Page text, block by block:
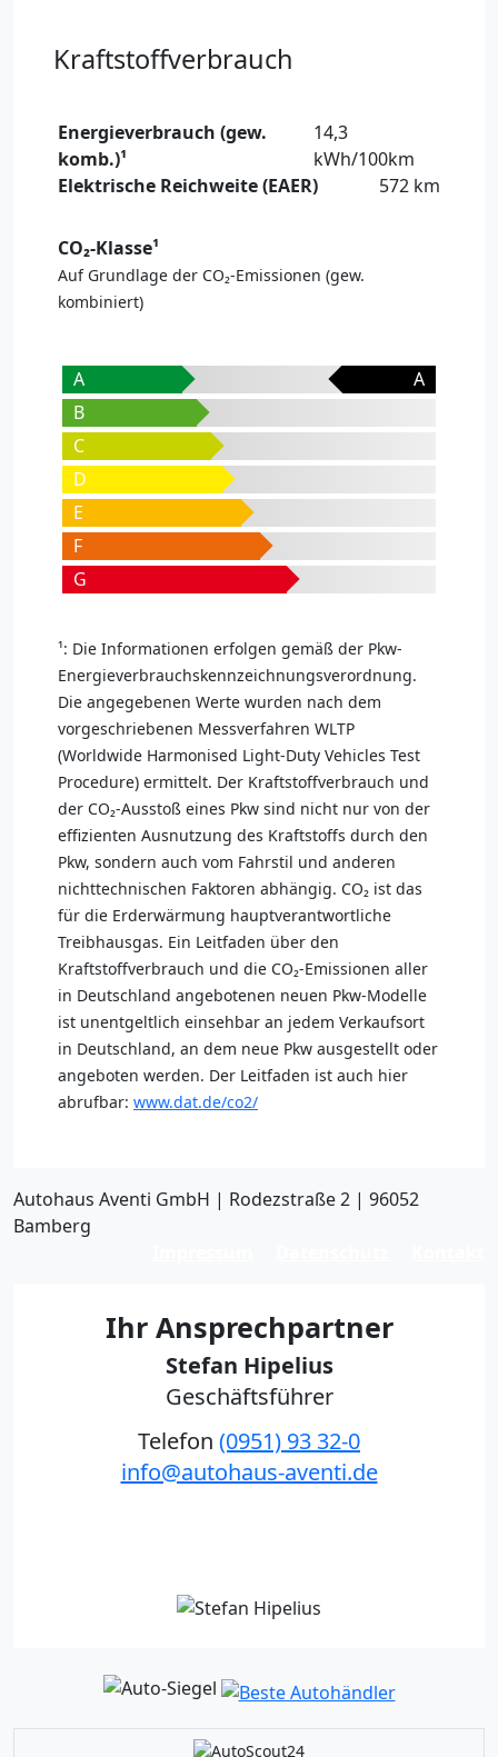
Kraftstoffverbrauch
Energieverbrauch (gew.
komb.)¹
14,3
kWh/100km
Elektrische Reichweite (EAER)
572 km
CO₂-Klasse¹
Auf Grundlage der CO₂-Emissionen (gew.
kombiniert)
A
A
B
C
D
E
F
G
¹: Die Informationen erfolgen gemäß der Pkw-
Energieverbrauchskennzeichnungsverordnung.
Die angegebenen Werte wurden nach dem
vorgeschriebenen Messverfahren WLTP
(Worldwide Harmonised Light-Duty Vehicles Test
Procedure) ermittelt. Der Kraftstoffverbrauch und
der CO₂-Ausstoß eines Pkw sind nicht nur von der
effizienten Ausnutzung des Kraftstoffs durch den
Pkw, sondern auch vom Fahrstil und anderen
nichttechnischen Faktoren abhängig. CO₂ ist das
für die Erderwärmung hauptverantwortliche
Treibhausgas. Ein Leitfaden über den
Kraftstoffverbrauch und die CO₂-Emissionen aller
in Deutschland angebotenen neuen Pkw-Modelle
ist unentgeltlich einsehbar an jedem Verkaufsort
in Deutschland, an dem neue Pkw ausgestellt oder
angeboten werden. Der Leitfaden ist auch hier
abrufbar: www.dat.de/co2/
Autohaus Aventi GmbH | Rodezstraße 2 | 96052
Bamberg
Ihr Ansprechpartner
Stefan Hipelius
Geschäftsführer
Telefon (0951) 93 32-0
info@autohaus-aventi.de